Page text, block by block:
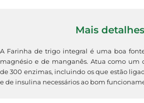
Mais detalhes
A Farinha de trigo integral é uma boa
magnésio e de manganês. Atua como um
de 300 enzimas, incluindo os que estão
e de insulina necessários ao bom